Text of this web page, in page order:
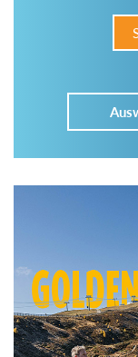
Im
Region: